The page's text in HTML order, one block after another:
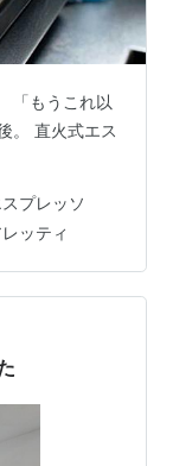
「もうこれ以
。 直火式エス
プレッソ
ッティ